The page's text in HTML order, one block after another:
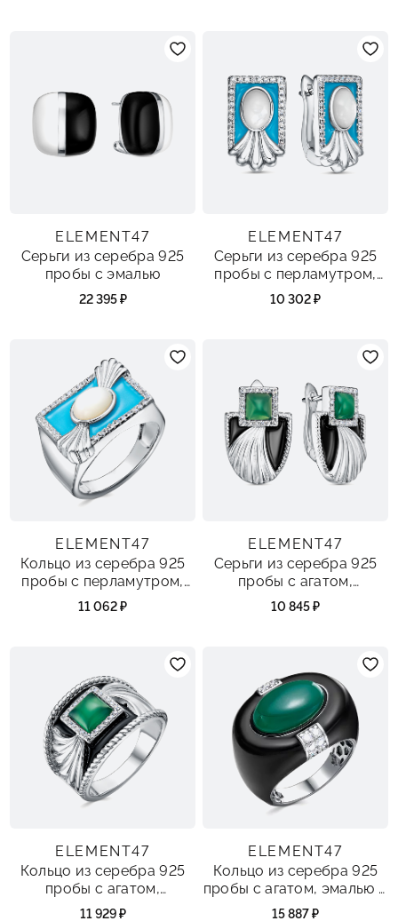
ELEMENT47
Серьги из серебра 925
пробы с эмалью
22 395 ₽
ELEMENT47
Серьги из серебра 925
пробы с перламутром,
фианитами и эмалью
10 302 ₽
ELEMENT47
Кольцо из серебра 925
пробы с перламутром,
фианитами и эмалью
11 062 ₽
ELEMENT47
Серьги из серебра 925
пробы с агатом,
фианитами и эмалью
10 845 ₽
ELEMENT47
Кольцо из серебра 925
пробы с агатом,
фианитами и эмалью
11 929 ₽
ELEMENT47
Кольцо из серебра 925
пробы с агатом, эмалью и
фианитами
15 887 ₽